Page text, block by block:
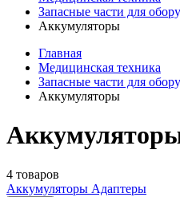
Запасные части для
Аккумуляторы
Главная
Медицинская техника
Запасные части для
Аккумуляторы
4 товаров
Аккумуляторы Адаптеры